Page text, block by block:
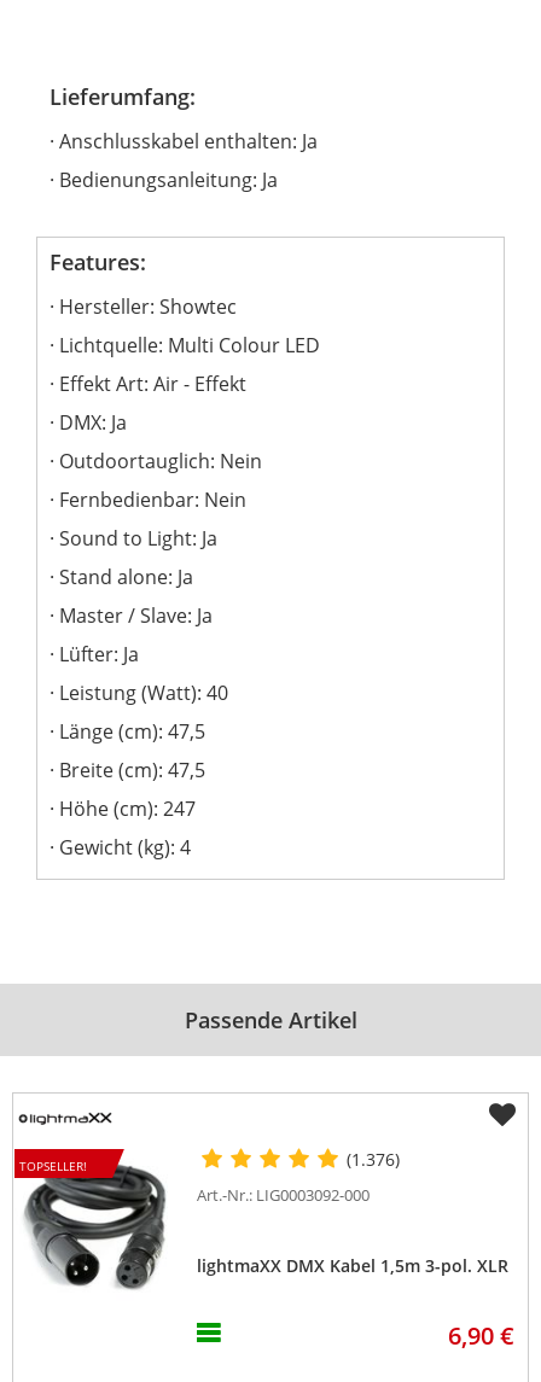
Lieferumfang:
Anschlusskabel enthalten: Ja
Bedienungsanleitung: Ja
Features:
Hersteller: Showtec
Lichtquelle: Multi Colour LED
Effekt Art: Air - Effekt
DMX: Ja
Outdoortauglich: Nein
Fernbedienbar: Nein
Sound to Light: Ja
Stand alone: Ja
Master / Slave: Ja
Lüfter: Ja
Leistung (Watt): 40
Länge (cm): 47,5
Breite (cm): 47,5
Höhe (cm): 247
Gewicht (kg): 4
Passende Artikel
TOPSELLER! (1.376)
Art.-Nr.: LIG0003092-000
lightmaXX DMX Kabel 1,5m 3-pol. XLR
6,90 €